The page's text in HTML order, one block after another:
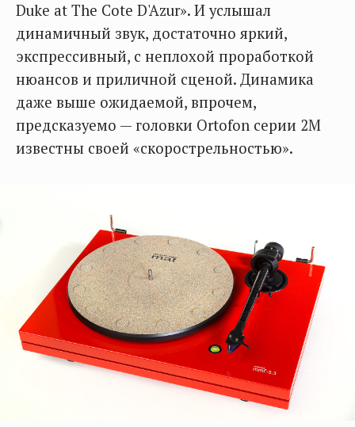
Duke at The Cote D'Azur». И услышал
динамичный звук, достаточно яркий,
экспрессивный, с неплохой проработкой
нюансов и приличной сценой. Динамика
даже выше ожидаемой, впрочем,
предсказуемо — головки Ortofon серии 2M
известны своей «скорострельностью».